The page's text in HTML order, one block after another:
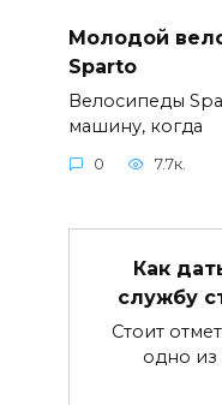
Молодой
Sparto
Велосипеды
машину, когда
0 7.7к.
Как
службу
Стоит
одно из